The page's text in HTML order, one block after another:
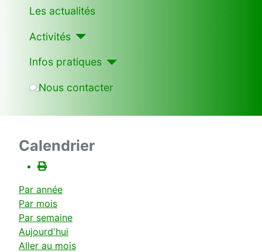
Les actualités
Activités
Infos pratiques
Nous contacter
Calendrier
Par année
Par mois
Par semaine
Aujourd'hui
Aller au mois